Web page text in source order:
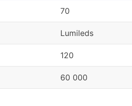
70
Lumileds
120
60 000